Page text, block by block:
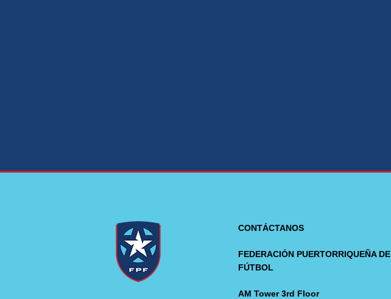
CONTÁCTANOS
FEDERACIÓN PUERTORRIQUEÑA DE
FÚTBOL
AM Tower 3rd Floor